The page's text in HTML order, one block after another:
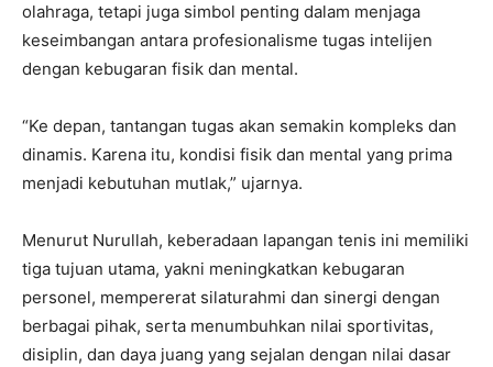
olahraga, tetapi juga simbol penting dalam menjaga
keseimbangan antara profesionalisme tugas intelijen
dengan kebugaran fisik dan mental.
“Ke depan, tantangan tugas akan semakin kompleks dan
dinamis. Karena itu, kondisi fisik dan mental yang prima
menjadi kebutuhan mutlak,” ujarnya.
Menurut Nurullah, keberadaan lapangan tenis ini memiliki
tiga tujuan utama, yakni meningkatkan kebugaran
personel, mempererat silaturahmi dan sinergi dengan
berbagai pihak, serta menumbuhkan nilai sportivitas,
disiplin, dan daya juang yang sejalan dengan nilai dasar